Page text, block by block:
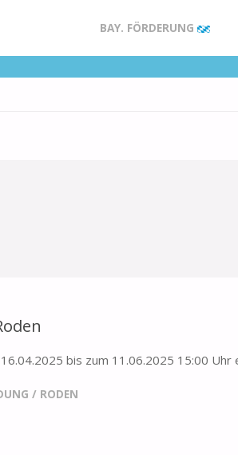
Zum
BAY. FÖRDERUNG
bis zum 11.06.2025 15:00
/ RODEN